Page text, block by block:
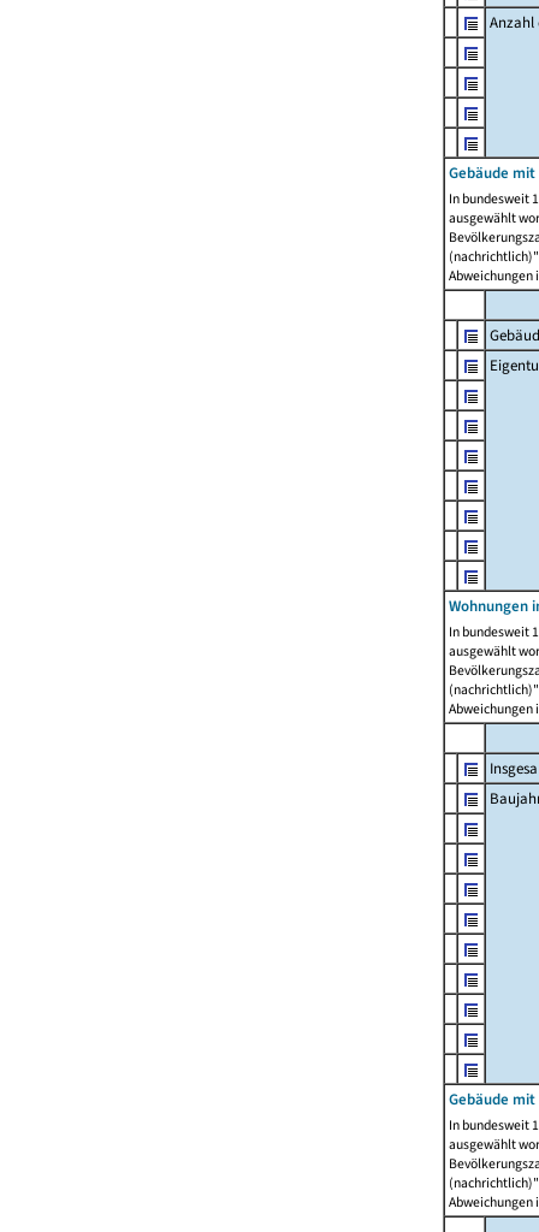
Anzahl
Gebäude
In bundesweit
ausgewählt
Abweichungen
Wohnungen
In bundesweit
ausgewählt
Abweichungen
Gebäude mit
In bundesweit
ausgewählt
Abweichungen